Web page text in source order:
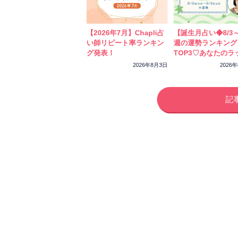
【2026年7月】Chapli占
い師リピート率ランキン
グ発表！
2026年8月3日
【誕生月占い◆8/3
週の運勢ランキング
TOP3♡あなたのラ
ーカラーをチェッ
2026
記